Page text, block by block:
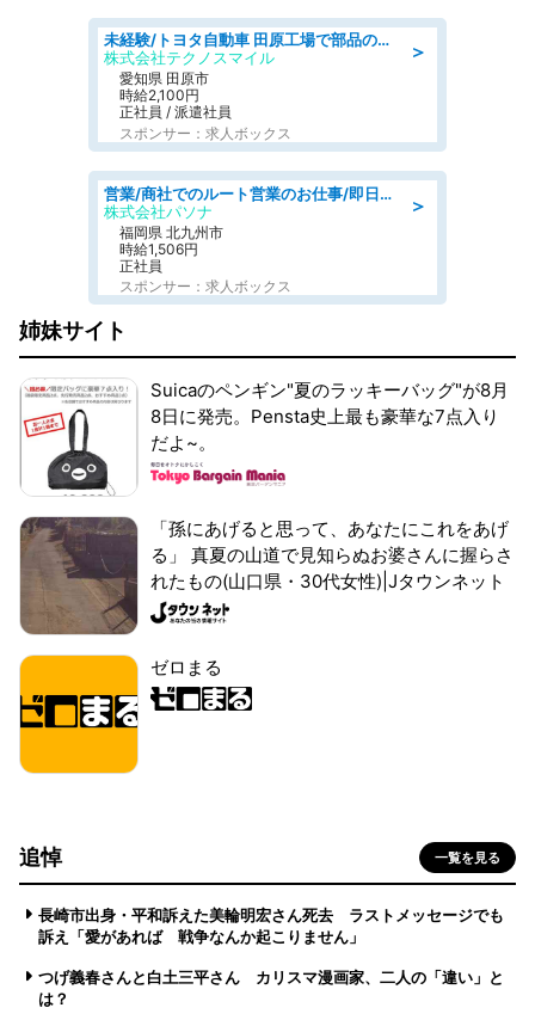
＞
未経験/トヨタ自動車 田原工場で部品の運搬作業/tutumi
株式会社テクノスマイル
愛知県 田原市
時給2,100円
正社員 / 派遣社員
スポンサー：求人ボックス
＞
営業/商社でのルート営業のお仕事/即日勤務可/車通勤可/営業
株式会社パソナ
福岡県 北九州市
時給1,506円
正社員
スポンサー：求人ボックス
姉妹サイト
Suicaのペンギン"夏のラッキーバッグ"が8月
8日に発売。Pensta史上最も豪華な7点入り
だよ~。
「孫にあげると思って、あなたにこれをあげ
る」 真夏の山道で見知らぬお婆さんに握らさ
れたもの(山口県・30代女性)|Jタウンネット
ゼロまる
追悼 一覧を見る
長崎市出身・平和訴えた美輪明宏さん死去 ラストメッセージでも
訴え「愛があれば 戦争なんか起こりません」
つげ義春さんと白土三平さん カリスマ漫画家、二人の「違い」と
は？